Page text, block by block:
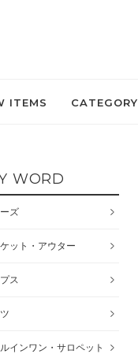
ITEMS CATEGORY
WORD
ズ
ット・アウター
ス
インワン・サロペット